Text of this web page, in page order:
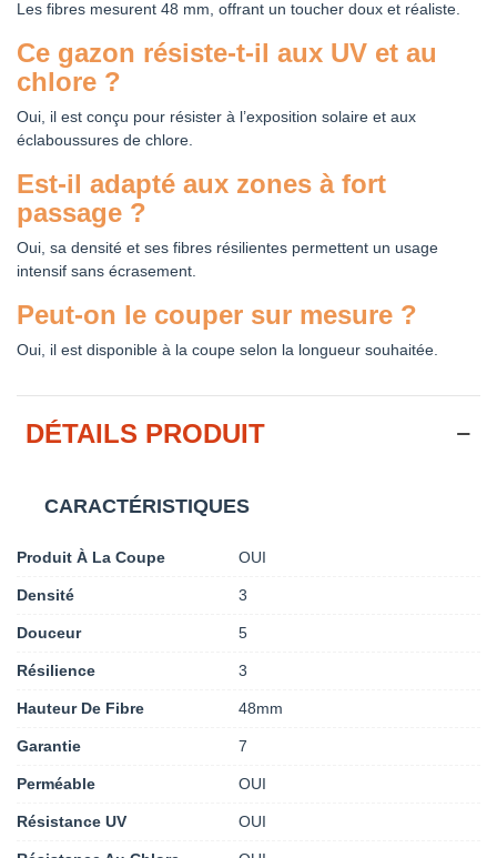
Les fibres mesurent 48 mm, offrant un toucher doux et réaliste.
Ce gazon résiste-t-il aux UV et au
chlore ?
Oui, il est conçu pour résister à l’exposition solaire et aux
éclaboussures de chlore.
Est-il adapté aux zones à fort
passage ?
Oui, sa densité et ses fibres résilientes permettent un usage
intensif sans écrasement.
Peut-on le couper sur mesure ?
Oui, il est disponible à la coupe selon la longueur souhaitée.
DÉTAILS PRODUIT
CARACTÉRISTIQUES
Produit À La Coupe OUI
Densité 3
Douceur 5
Résilience 3
Hauteur De Fibre 48mm
Garantie 7
Perméable OUI
Résistance UV OUI